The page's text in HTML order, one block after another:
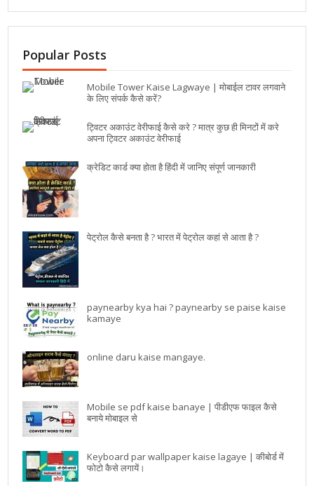
Popular Posts
Mobile Tower Kaise Lagwaye | मोबाईल टावर लगवाने
के लिए संपर्क कैसे करें?
ट्विटर अकाउंट वेरीफाई कैसे करे ? मात्र कुछ ही मिनटों में करे
अपना ट्विटर अकाउंट वेरीफाई
क्रेडिट कार्ड क्या होता है हिंदी में जानिए संपूर्ण जानकारी
पेट्रोल कैसे बनता है ? भारत में पेट्रोल कहां से आता है ?
paynearby kya hai ? paynearby se paise kaise
kamaye
online daru kaise mangaye.
Mobile se pdf kaise banaye | पीडीएफ फाइल कैसे
बनाये मोबाइल से
Keyboard par wallpaper kaise lagaye | कीबोर्ड में
फोटो कैसे लगायें।